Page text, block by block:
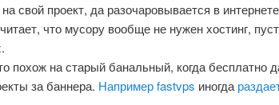
свой проект, да разочаровывается в интернете
что мусору вообще не нужен хостинг,
.
похож на старый банальный, когда бесплатно
за баннера. Например fastvps иногда